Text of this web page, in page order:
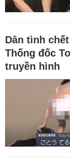
Dân tình
Thống đốc
truyền hình